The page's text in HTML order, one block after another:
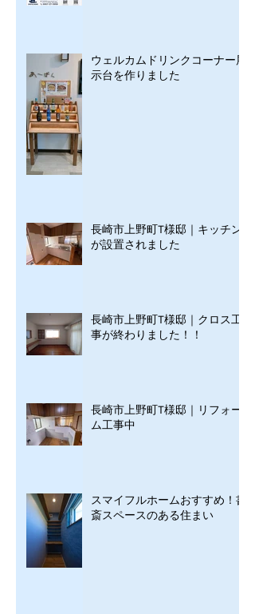
ウェルカムドリンクコーナー展
示台を作りました
長崎市上野町T様邸｜キッチン
が設置されました
長崎市上野町T様邸｜クロス工
事が終わりました！！
長崎市上野町T様邸｜リフォー
ム工事中
スマイフルホームおすすめ！書
斎スペースのある住まい